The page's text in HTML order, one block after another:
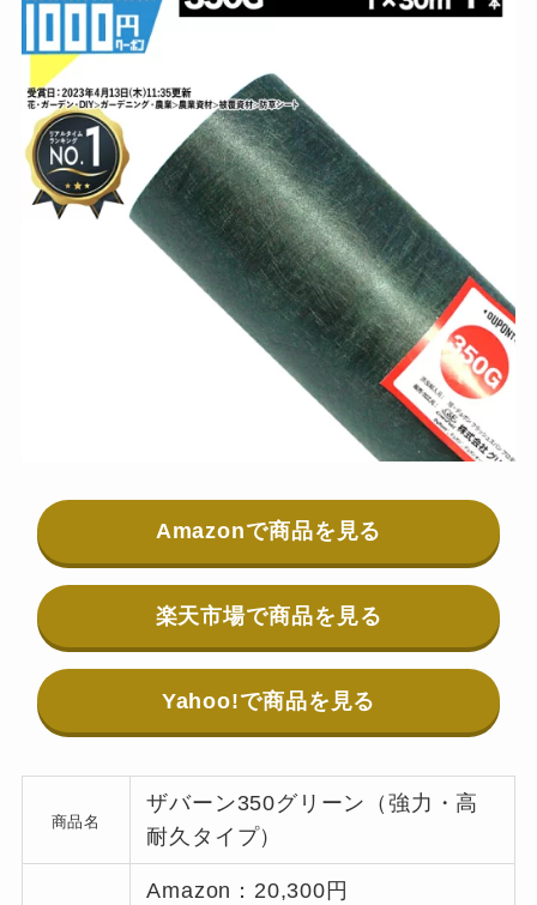
Amazonで商品を見る
楽天市場で商品を見る
Yahoo!で商品を見る
商品名
ザバーン350グリーン（強力・高
耐久タイプ）
Amazon：20,300円